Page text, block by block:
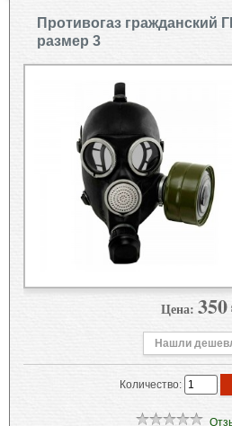
Противогаз гражданский
размер 3
Цена: 350
Нашли
Количество: